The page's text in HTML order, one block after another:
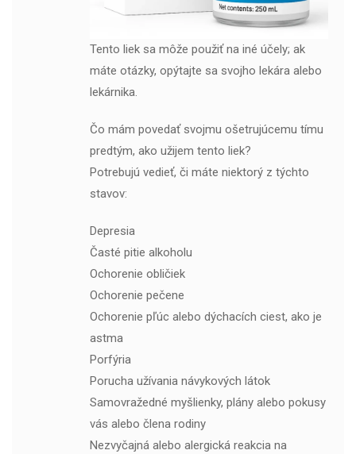
Tento liek sa môže použiť na iné účely; ak
máte otázky, opýtajte sa svojho lekára alebo
lekárnika.
Čo mám povedať svojmu ošetrujúcemu tímu
predtým, ako užijem tento liek?
Potrebujú vedieť, či máte niektorý z týchto
stavov:
Depresia
Časté pitie alkoholu
Ochorenie obličiek
Ochorenie pečene
Ochorenie pľúc alebo dýchacích ciest, ako je
astma
Porfýria
Porucha užívania návykových látok
Samovražedné myšlienky, plány alebo pokusy
vás alebo člena rodiny
Nezvyčajná alebo alergická reakcia na